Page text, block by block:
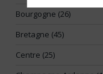
Bourgogne (26)
Bretagne (45)
Centre (25)